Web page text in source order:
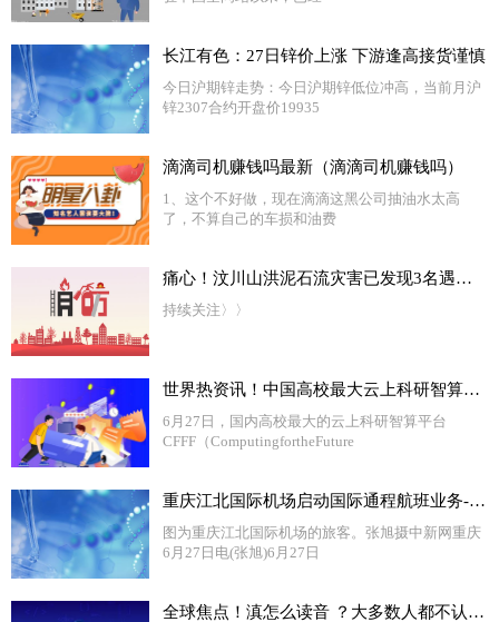
长江有色：27日锌价上涨 下游逢高接货谨慎
今日沪期锌走势：今日沪期锌低位冲高，当前月沪
锌2307合约开盘价19935
滴滴司机赚钱吗最新（滴滴司机赚钱吗）
1、这个不好做，现在滴滴这黑公司抽油水太高
了，不算自己的车损和油费
痛心！汶川山洪泥石流灾害已发现3名遇难者，其中2人是夫妻
持续关注〉〉
世界热资讯！中国高校最大云上科研智算平台上线，复旦大学与阿里云等共同打造
6月27日，国内高校最大的云上科研智算平台
CFFF（ComputingfortheFuture
重庆江北国际机场启动国际通程航班业务-当前热文
图为重庆江北国际机场的旅客。张旭摄中新网重庆
6月27日电(张旭)6月27日
全球焦点！滇怎么读音 ？大多数人都不认识的地名的准确读音，涨点知识吧